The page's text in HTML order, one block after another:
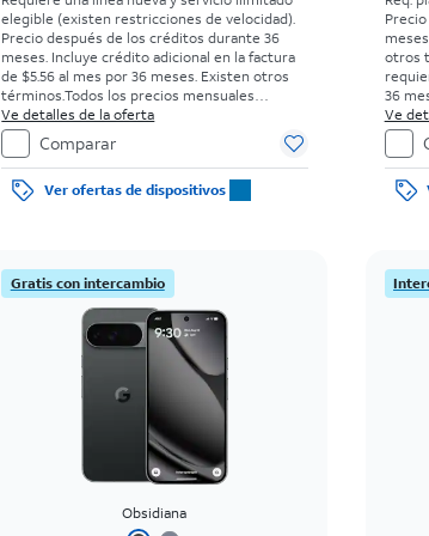
elegible (existen restricciones de velocidad).
Precio después de los créditos durante 36
meses. Incluye crédito adicional en la factura
de $5.56 al mes por 36 meses. Existen otros
términos.Todos los precios mensuales
requieren un acuerdo de pago en cuotas de
36 meses con tasa de interés anual (APR) del
0%. Sin cargo inicial para clientes elegibles y
con buenos antecedentes. El impuesto sobre
el precio de venta normal se paga al momento
Ve detalles de la oferta
Comparar
Ver ofertas de dispositivos
otros
36
0%.
con
el
de la
Ve
Gratis con intercambio
Obsidiana